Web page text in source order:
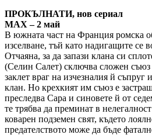
ПРОКЪЛНАТИ, нов сериал
MAX – 2 май
В южната част на Франция ромска
изселване, тъй като надигащите се
Отчаяна, за да запази клана си
(Селин Салет) сключва сложен
заклет враг на изчезналия й съпруг
клан. Но крехкият им съюз е
преследва Сара и синовете й от
те трябва да преминат в
коварен подземен свят, където
предателството може да бъде